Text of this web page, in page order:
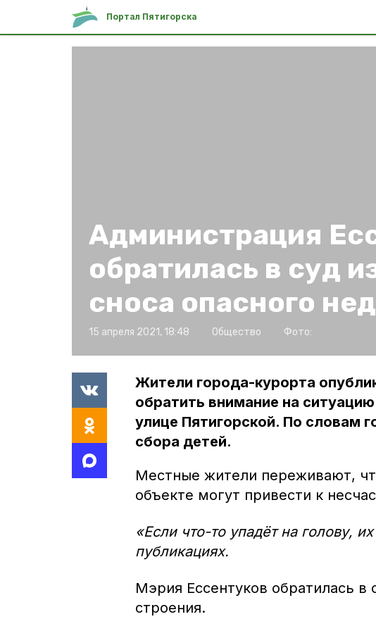
Портал Пятигорска
Администрация
обратилась в суд
сноса опасного
15 апреля 2021, 18:48 Общество Фото:
Жители города-курорта
обратить внимание на
улице Пятигорской. По словам
сбора детей.
Местные жители переживают,
объекте могут привести к
«Если что-то упадёт на голову,
публикациях.
Мэрия Ессентуков обратилась в
строения.